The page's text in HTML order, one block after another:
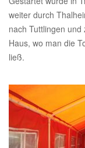
weiter durch
nach Tuttlingen
Haus, wo man die
ließ.